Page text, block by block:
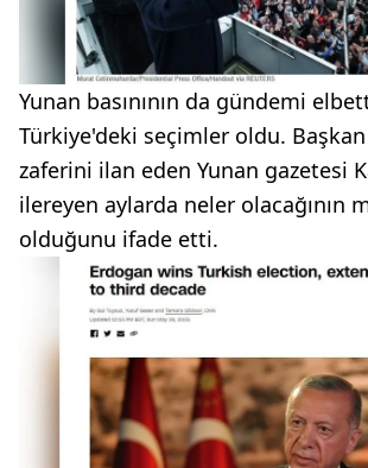
Yunan basınının da gündemi
Türkiye'deki seçimler oldu. Başkan
zaferini ilan eden Yunan gazetesi
ilereyen aylarda neler olacağının
olduğunu ifade etti.